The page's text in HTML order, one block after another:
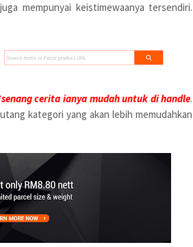
mempunyai keistimewaanya tersendiri.
cerita ianya mudah untuk di handle.
kategori yang akan lebih memudahkan